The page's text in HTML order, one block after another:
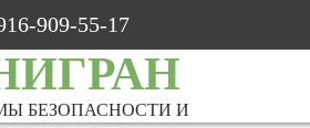
909-55-17
БЕЗОПАСНОСТИ И